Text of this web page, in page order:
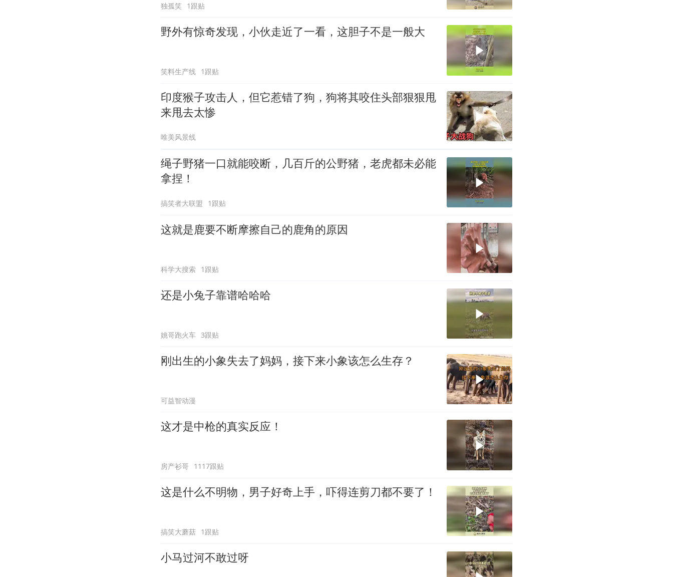
独孤笑 1跟贴
野外有惊奇发现，小伙走近了一看，这胆子不是一般大
笑料生产线 1跟贴
印度猴子攻击人，但它惹错了狗，狗将其咬住头部狠狠甩
来甩去太惨
唯美风景线
绳子野猪一口就能咬断，几百斤的公野猪，老虎都未必能
拿捏！
搞笑者大联盟 1跟贴
这就是鹿要不断摩擦自己的鹿角的原因
科学大搜索 1跟贴
还是小兔子靠谱哈哈哈
姚哥跑火车 3跟贴
刚出生的小象失去了妈妈，接下来小象该怎么生存？
可益智动漫
这才是中枪的真实反应！
房产衫哥 1117跟贴
这是什么不明物，男子好奇上手，吓得连剪刀都不要了！
搞笑大蘑菇 1跟贴
小马过河不敢过呀